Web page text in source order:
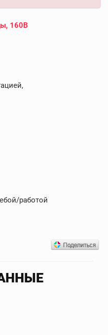
160В
работой